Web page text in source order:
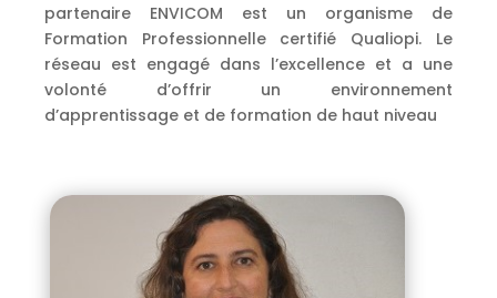
partenaire ENVICOM est un organisme de
Formation Professionnelle certifié Qualiopi. Le
réseau est engagé dans l’excellence et a une
volonté d’offrir un environnement
d’apprentissage et de formation de haut niveau